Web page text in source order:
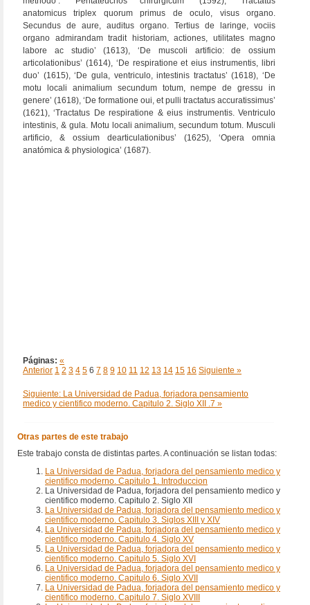
anatomicus triplex quorum primus de oculo, visus organo.
Secundus de aure, auditus organo. Tertius de laringe, vociis
organo admirandam tradit historiam, actiones, utilitates magno
labore ac studio’ (1613), ‘De muscoli artificio: de ossium
articolationibus’ (1614), ‘De respiratione et eius instrumentis, libri
duo’ (1615), ‘De gula, ventriculo, intestinis tractatus’ (1618), ‘De
motu locali animalium secundum totum, nempe de gressu in
genere’ (1618), ‘De formatione oui, et pulli tractatus accuratissimus’
(1621), ‘Tractatus De respiratione & eius instrumentis. Ventriculo
intestinis, & gula. Motu locali animalium, secundum totum. Musculi
artificio, & ossium dearticulationibus’ (1625), ‘Opera omnia
anatómica & physiologica’ (1687).
Páginas: «
Anterior 1 2 3 4 5 6 7 8 9 10 11 12 13 14 15 16 Siguiente »
Siguiente: La Universidad de Padua, forjadora pensamiento
medico y cientifico moderno. Capitulo 2. Siglo XII .7 »
Otras partes de este trabajo
Este trabajo consta de distintas partes. A continuación se listan todas:
La Universidad de Padua, forjadora del pensamiento medico y
cientifico moderno. Capitulo 1. Introduccion
La Universidad de Padua, forjadora del pensamiento medico y
cientifico moderno. Capitulo 2. Siglo XII
La Universidad de Padua, forjadora del pensamiento medico y
cientifico moderno. Capitulo 3. Siglos XIII y XIV
La Universidad de Padua, forjadora del pensamiento medico y
cientifico moderno. Capitulo 4. Siglo XV
La Universidad de Padua, forjadora del pensamiento medico y
cientifico moderno. Capitulo 5. Siglo XVI
La Universidad de Padua, forjadora del pensamiento medico y
cientifico moderno. Capitulo 6. Siglo XVII
La Universidad de Padua, forjadora del pensamiento medico y
cientifico moderno. Capitulo 7. Siglo XVIII